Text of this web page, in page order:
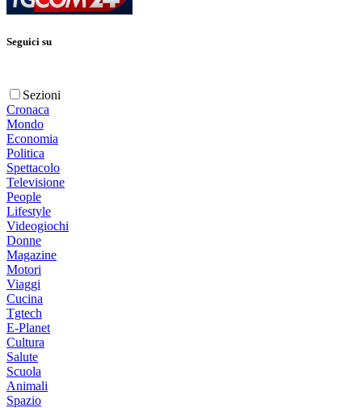
Seguici su
Sezioni
Cronaca
Mondo
Economia
Politica
Spettacolo
Televisione
People
Lifestyle
Videogiochi
Donne
Magazine
Motori
Viaggi
Cucina
Tgtech
E-Planet
Cultura
Salute
Scuola
Animali
Spazio